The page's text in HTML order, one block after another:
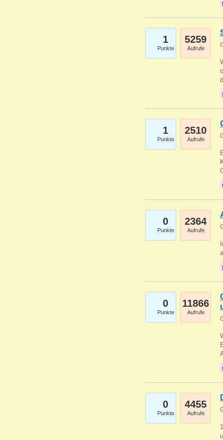
1
Punkte
5259
Aufrufe
1
Punkte
2510
Aufrufe
0
Punkte
2364
Aufrufe
0
Punkte
11866
Aufrufe
0
Punkte
4455
Aufrufe